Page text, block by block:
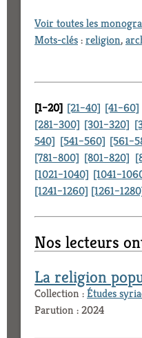
Voir toutes les
Mots-clés:religion,
[1–20] [21–40] [41–60]
[281–300] [301–320]
540] [541–560]
[781–800] [801–820]
[1021–1040]
[1241–1260]
Nos lecteurs
La religion
Collection :Études
Parution : 2024